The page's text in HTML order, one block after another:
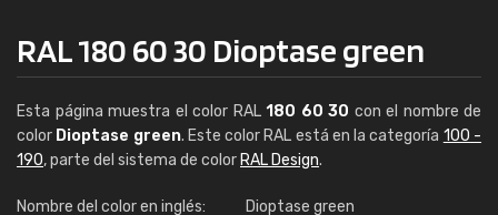
RAL 180 60 30 Dioptase green
Esta página muestra el color RAL 180 60 30 con el nombre de
color Dioptase green. Este color RAL está en la categoría 100 -
190, parte del sistema de color RAL Design.
Nombre del color en inglés:
Dioptase green